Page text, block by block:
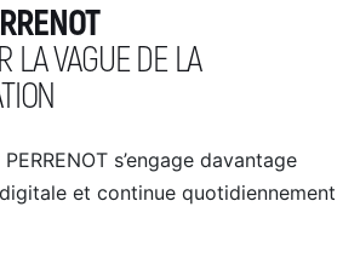
LA VAGUE DE LA
s’engage davantage
et continue quotidiennement